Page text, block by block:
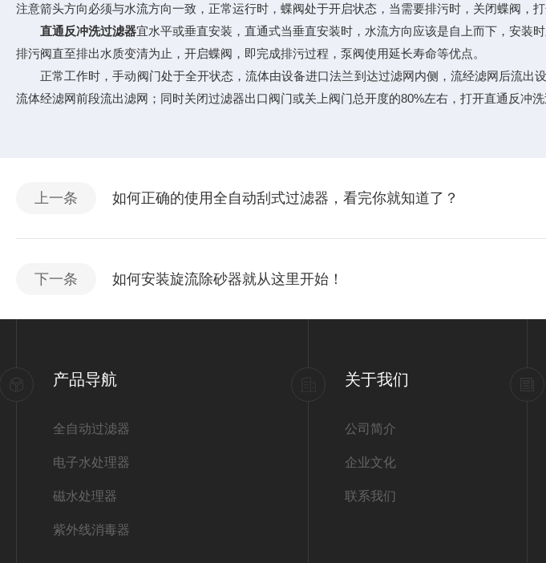
注意箭头方向必须与水流方向一致，正常运行时，蝶阀处于开启状态，当需要排污时，关闭蝶阀，
直通反冲洗过滤器宜水平或垂直安装，直通式当垂直安装时，水流方向应该是自上而下，安装
排污阀直至排出水质变清为止，开启蝶阀，即完成排污过程，泵阀使用延长寿命等优点。
正常工作时，手动阀门处于全开状态，流体由设备进口法兰到达过滤网内侧，流经滤网后流出
流体经滤网前段流出滤网；同时关闭过滤器出口阀门或关上阀门总开度的80%左右，打开直通反
上一条 如何正确的使用全自动刮式过滤器，看完你就知道了？
下一条 如何安装旋流除砂器就从这里开始！
产品导航
全自动过滤器
电子水处理器
磁水处理器
紫外线消毒器
关于我们
公司简介
企业文化
联系我们